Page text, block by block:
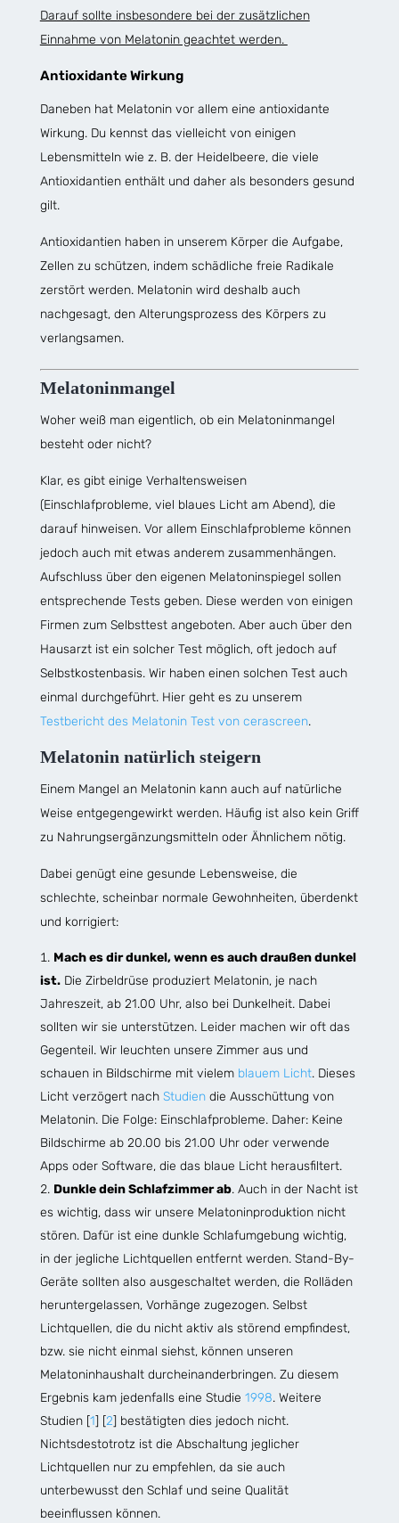
Darauf sollte insbesondere bei der zusätzlichen
Einnahme von Melatonin geachtet werden.
Antioxidante Wirkung
Daneben hat Melatonin vor allem eine antioxidante
Wirkung. Du kennst das vielleicht von einigen
Lebensmitteln wie z. B. der Heidelbeere, die viele
Antioxidantien enthält und daher als besonders gesund
gilt.
Antioxidantien haben in unserem Körper die Aufgabe,
Zellen zu schützen, indem schädliche freie Radikale
zerstört werden. Melatonin wird deshalb auch
nachgesagt, den Alterungsprozess des Körpers zu
verlangsamen.
Melatoninmangel
Woher weiß man eigentlich, ob ein Melatoninmangel
besteht oder nicht?
Klar, es gibt einige Verhaltensweisen
(Einschlafprobleme, viel blaues Licht am Abend), die
darauf hinweisen. Vor allem Einschlafprobleme können
jedoch auch mit etwas anderem zusammenhängen.
Aufschluss über den eigenen Melatoninspiegel sollen
entsprechende Tests geben. Diese werden von einigen
Firmen zum Selbsttest angeboten. Aber auch über den
Hausarzt ist ein solcher Test möglich, oft jedoch auf
Selbstkostenbasis. Wir haben einen solchen Test auch
einmal durchgeführt. Hier geht es zu unserem
Testbericht des Melatonin Test von cerascreen.
Melatonin natürlich steigern
Einem Mangel an Melatonin kann auch auf natürliche
Weise entgegengewirkt werden. Häufig ist also kein Griff
zu Nahrungsergänzungsmitteln oder Ähnlichem nötig.
Dabei genügt eine gesunde Lebensweise, die
schlechte, scheinbar normale Gewohnheiten, überdenkt
und korrigiert:
Mach es dir dunkel, wenn es auch draußen dunkel
ist.Die Zirbeldrüse produziert Melatonin, je nach
Jahreszeit, ab 21.00 Uhr, also bei Dunkelheit. Dabei
sollten wir sie unterstützen. Leider machen wir oft das
Gegenteil. Wir leuchten unsere Zimmer aus und
schauen in Bildschirme mit vielem blauem Licht. Dieses
Licht verzögert nach Studiendie Ausschüttung von
Melatonin. Die Folge: Einschlafprobleme. Daher: Keine
Bildschirme ab 20.00 bis 21.00 Uhr oder verwende
Apps oder Software, die das blaue Licht herausfiltert.
Dunkle dein Schlafzimmer ab. Auch in der Nacht ist
es wichtig, dass wir unsere Melatoninproduktion nicht
stören. Dafür ist eine dunkle Schlafumgebung wichtig,
in der jegliche Lichtquellen entfernt werden. Stand-By-
Geräte sollten also ausgeschaltet werden, die Rolläden
heruntergelassen, Vorhänge zugezogen. Selbst
Lichtquellen, die du nicht aktiv als störend empfindest,
bzw. sie nicht einmal siehst, können unseren
Melatoninhaushalt durcheinanderbringen. Zu diesem
Ergebnis kam jedenfalls eine Studie 1998. Weitere
Studien [1] [2] bestätigten dies jedoch nicht.
Nichtsdestotrotz ist die Abschaltung jeglicher
Lichtquellen nur zu empfehlen, da sie auch
unterbewusst den Schlaf und seine Qualität
beeinflussen können.